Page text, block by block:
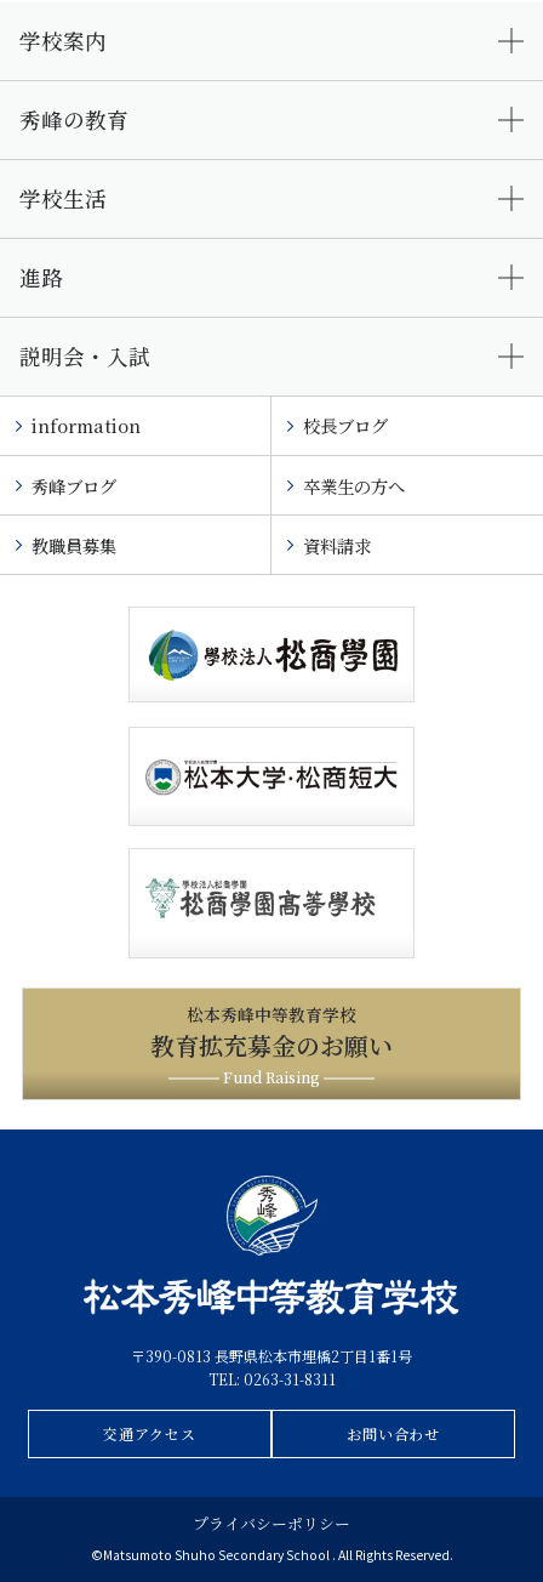
学校案内
秀峰の教育
学校生活
進路
説明会・入試
information 校長ブログ
秀峰ブログ 卒業生の方へ
教職員募集 資料請求
松本秀峰中等教育学校
教育拡充募金のお願い
Fund Raising
〒390-0813 長野県松本市埋橋2丁目1番1号
TEL: 0263-31-8311
交通アクセス お問い合わせ
プライバシーポリシー
©Matsumoto Shuho Secondary School . All Rights Reserved.